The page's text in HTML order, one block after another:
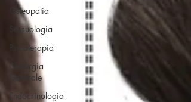
Osteopatia
Sessuologia
Psicoterapia
Chirurgia
Generale
Endocrinologia